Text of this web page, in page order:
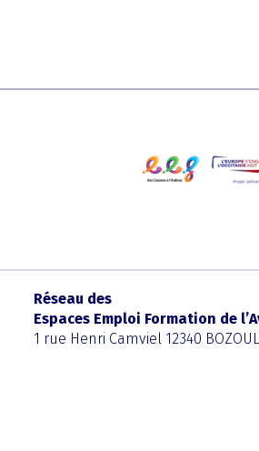
Réseau des
Espaces Emploi Formation de
1 rue Henri Camviel 12340